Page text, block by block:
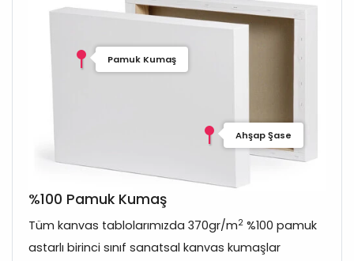
Pamuk Kumaş
Ahşap Şase
%100 Pamuk Kumaş
Tüm kanvas tablolarımızda 370gr/m2 %100 pamuk
astarlı birinci sınıf sanatsal kanvas kumaşlar